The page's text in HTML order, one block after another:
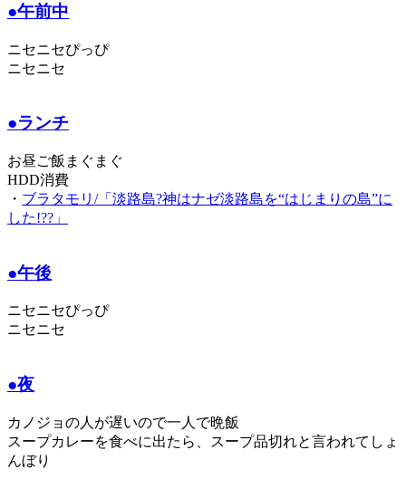
●午前中
ニセニセぴっぴ
ニセニセ
●ランチ
お昼ご飯まぐまぐ
HDD消費
・ ブラタモリ/「淡路島?神はナゼ淡路島を“はじまりの島”に
した!??」
●午後
ニセニセぴっぴ
ニセニセ
●夜
カノジョの人が遅いので一人で晩飯
スープカレーを食べに出たら、スープ品切れと言われてしょ
んぼり